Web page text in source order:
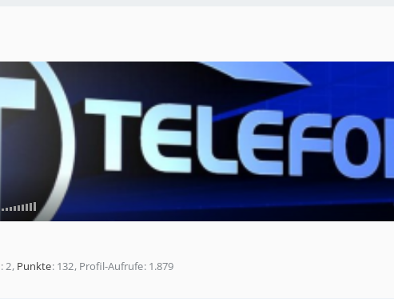
2 Punkte 132 Profil-Aufrufe 1.879